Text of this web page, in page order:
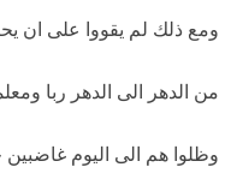
ومع ذلك لم يقووا على ان
من الدهر الى الدهر ربا
وظلوا هم الى اليوم غاضبين